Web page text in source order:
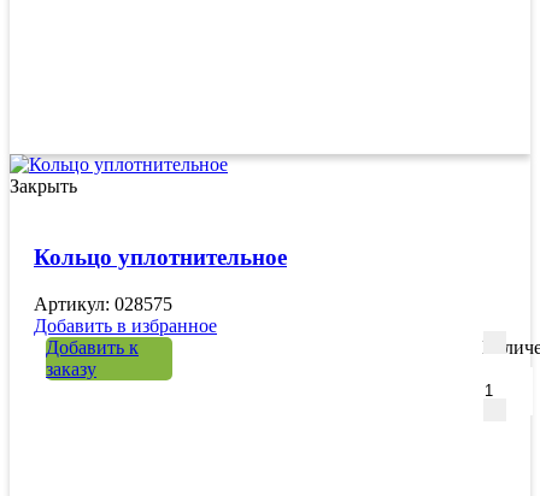
Закрыть
Кольцо уплотнительное
Артикул: 028575
Добавить в избранное
Добавить к
заказу